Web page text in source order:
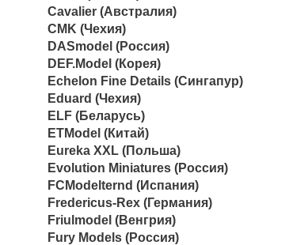
Cavalier (Австралия)
CMK (Чехия)
DASmodel (Россия)
DEF.Model (Корея)
Echelon Fine Details (Сингапур)
Eduard (Чехия)
ELF (Беларусь)
ETModel (Китай)
Eureka XXL (Польша)
Evolution Miniatures (Россия)
FCModelternd (Испания)
Fredericus-Rex (Германия)
Friulmodel (Венгрия)
Fury Models (Россия)